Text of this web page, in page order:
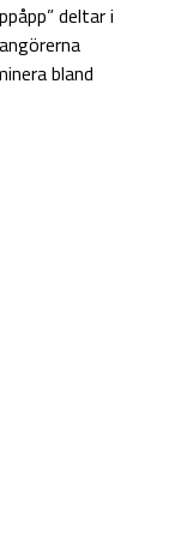
deltar i
bland